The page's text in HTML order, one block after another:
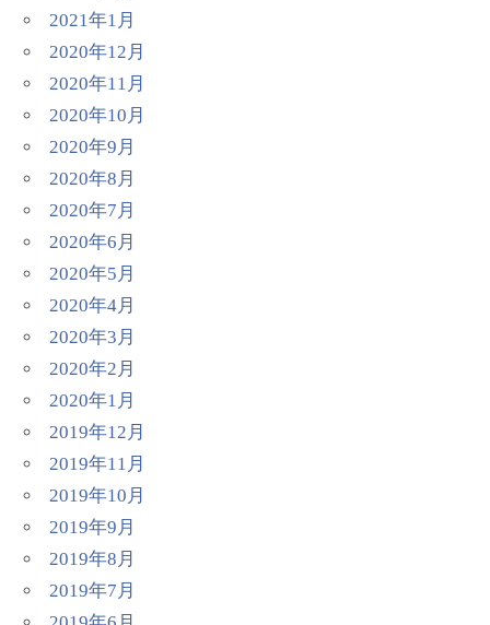
2021年1月
2020年12月
2020年11月
2020年10月
2020年9月
2020年8月
2020年7月
2020年6月
2020年5月
2020年4月
2020年3月
2020年2月
2020年1月
2019年12月
2019年11月
2019年10月
2019年9月
2019年8月
2019年7月